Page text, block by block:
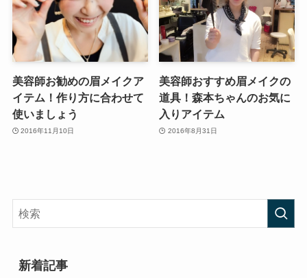
美容師お勧めの眉メイクア
イテム！作り方に合わせて
使いましょう
2016年11月10日
美容師おすすめ眉メイクの
道具！森本ちゃんのお気に
入りアイテム
2016年8月31日
新着記事